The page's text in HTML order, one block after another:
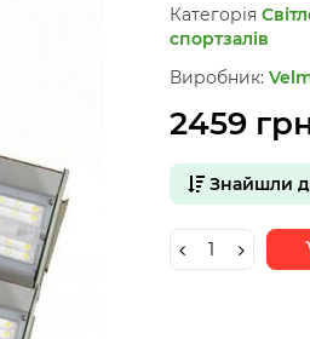
Категорія
спортзалів
Виробник:
2459
Знайшли